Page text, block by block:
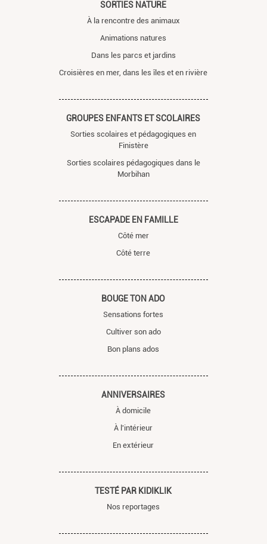
SORTIES NATURE
À la rencontre des animaux
Animations natures
Dans les parcs et jardins
Croisières en mer, dans les îles et en rivière
GROUPES ENFANTS ET SCOLAIRES
Sorties scolaires et pédagogiques en
Finistère
Sorties scolaires pédagogiques dans le
Morbihan
ESCAPADE EN FAMILLE
Côté mer
Côté terre
BOUGE TON ADO
Sensations fortes
Cultiver son ado
Bon plans ados
ANNIVERSAIRES
À domicile
À l'intérieur
En extérieur
TESTÉ PAR KIDIKLIK
Nos reportages